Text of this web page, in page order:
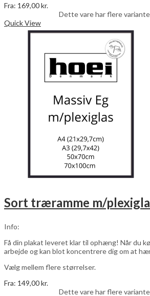
Fra: 169,00kr.
Dette vare har flere
Quick View
Sort træramme m/
Info:
Få din plakat leveret klar til ophæng! Når du
arbejde og kan blot koncentrere dig om at
Vælg mellem flere størrelser.
Fra: 149,00kr.
Dette vare har flere